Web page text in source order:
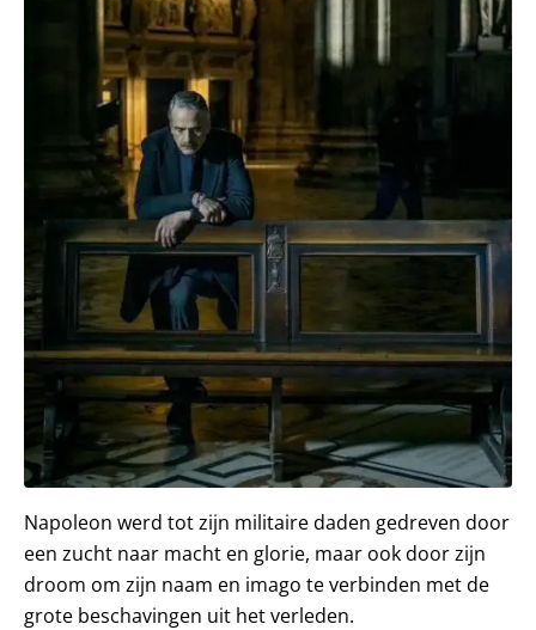
Napoleon werd tot zijn militaire daden gedreven door
een zucht naar macht en glorie, maar ook door zijn
droom om zijn naam en imago te verbinden met de
grote beschavingen uit het verleden.